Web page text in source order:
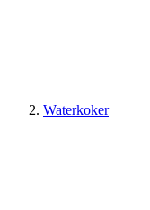
Waterkoker